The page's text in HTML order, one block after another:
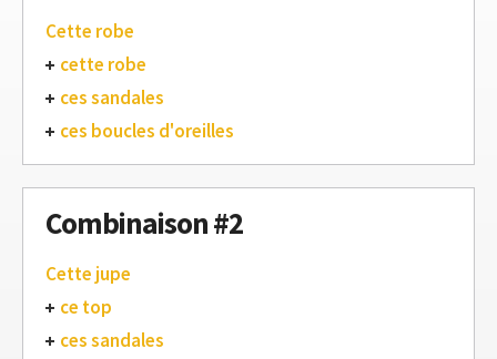
Cette robe
cette robe
ces sandales
ces boucles d'oreilles
Combinaison #2
Cette jupe
ce top
ces sandales